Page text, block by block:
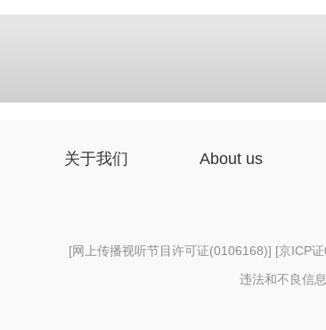
关于我们 About us
[网上传播视听节目许可证(0106168)] [京ICP
违法和不良信